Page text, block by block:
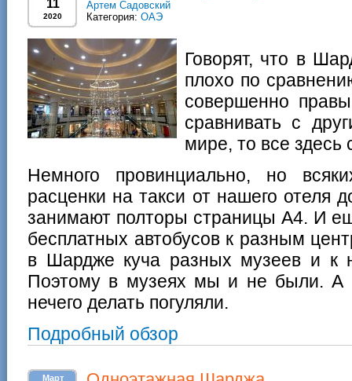
11
2020
Артем Садовский
Категория: ОАЭ
Говорят, что в
плохо по
совершенно
сравнивать с
мире, то все здесь
Немного провинциально, но
расценки на такси от нашего отеля
занимают полторы страницы А4. И
бесплатных автобусов к разным
в Шардже куча разных музеев и к
Поэтому в музеях мы и не были. А
нечего делать погуляли.
Подробный обзор
Март